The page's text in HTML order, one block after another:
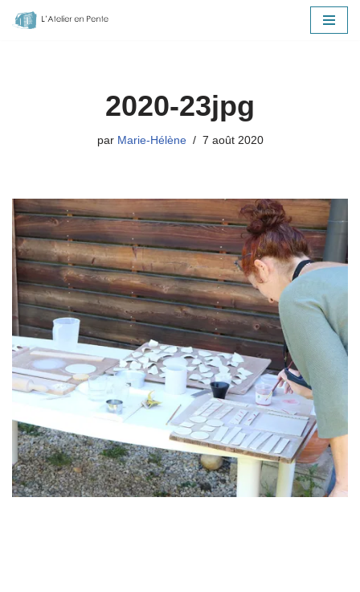
2020-23jpg
par Marie-Hélène 7 août 2020